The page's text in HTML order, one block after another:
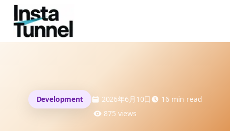
Development 2026年6月10日 16min read
875 views